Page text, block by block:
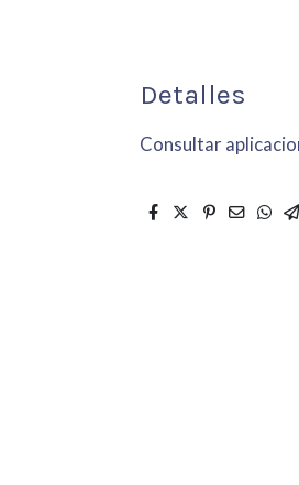
Detalles
Consultar